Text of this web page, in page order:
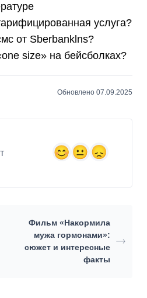
услуга?
от Sberbanklns?
size» на бейсболках?
Обновлено 07.09.2025
Фильм «Накормила
мужа гормонами»:
сюжет и интересные
факты